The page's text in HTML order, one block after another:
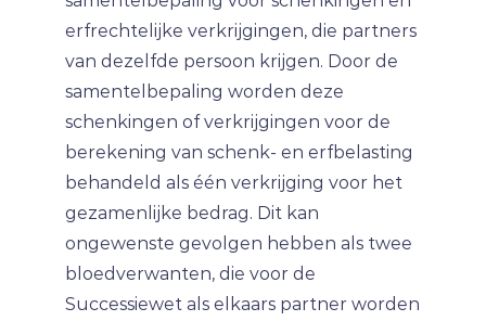
erfrechtelijke verkrijgingen, die partners
van dezelfde persoon krijgen. Door de
samentelbepaling worden deze
schenkingen of verkrijgingen voor de
berekening van schenk- en erfbelasting
behandeld als één verkrijging voor het
gezamenlijke bedrag. Dit kan
ongewenste gevolgen hebben als twee
bloedverwanten, die voor de
Successiewet als elkaars partner worden